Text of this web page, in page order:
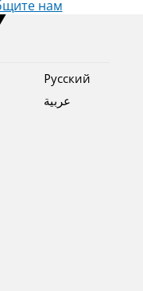
нам
Pусский
عربية